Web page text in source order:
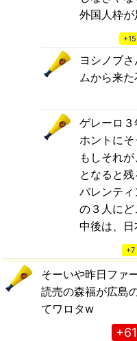
外国人枠
+15
ヨシノブ
ムから来
ゲレーロ３
ホントに
もしそれ
となると
バレンテ
の３人にど
中後は、日
+7
そーいや昨日ファ
読売の森福が広島
てワロタw
+61